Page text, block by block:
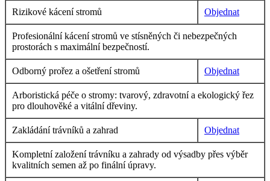
Rizikové kácení stromů Objednat
Profesionální kácení stromů ve stísněných či nebezpečných
prostorách s maximální bezpečností.
Odborný prořez a ošetření stromů Objednat
Arboristická péče o stromy: tvarový, zdravotní a ekologický řez
pro dlouhověké a vitální dřeviny.
Zakládání trávníků a zahrad Objednat
Kompletní založení trávníku a zahrady od výsadby přes výběr
kvalitních semen až po finální úpravy.